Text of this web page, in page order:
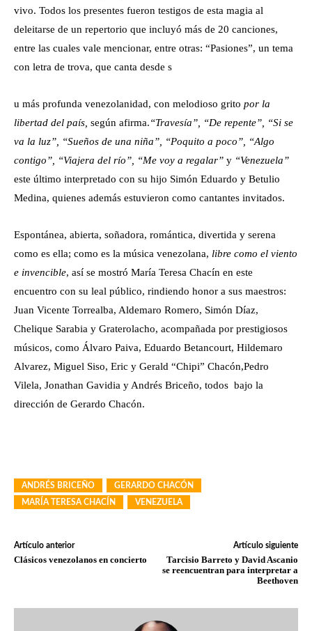
vivo. Todos los presentes fueron testigos de esta magia al
deleitarse de un repertorio que incluyó más de 20 canciones,
entre las cuales vale mencionar, entre otras: “Pasiones”, un tema
con letra de trova, que canta desde s
u más profunda venezolanidad, con melodioso grito por la
libertad del país, según afirma.“Travesía”, “De repente”, “Si se
va la luz”, “Sueños de una niña”, “Poquito a poco”, “Algo
contigo”, “Viajera del río”, “Me voy a regalar” y “Venezuela”
este último interpretado con su hijo Simón Eduardo y Betulio
Medina, quienes además estuvieron como cantantes invitados.
Espontánea, abierta, soñadora, romántica, divertida y serena
como es ella; como es la música venezolana, libre como el viento
e invencible, así se mostró María Teresa Chacín en este
encuentro con su leal público, rindiendo honor a sus maestros:
Juan Vicente Torrealba, Aldemaro Romero, Simón Díaz,
Chelique Sarabia y Graterolacho, acompañada por prestigiosos
músicos, como Álvaro Paiva, Eduardo Betancourt, Hildemaro
Alvarez, Miguel Siso, Eric y Gerald “Chipi” Chacón,Pedro
Vilela, Jonathan Gavidia y Andrés Briceño, todos bajo la
dirección de Gerardo Chacón.
ANDRÉS BRICEÑO
GERARDO CHACÓN
MARÍA TERESA CHACÍN
VENEZUELA
Artículo anterior
Clásicos venezolanos en concierto
Artículo siguiente
Tarcisio Barreto y David Ascanio
se reencuentran para interpretar a
Beethoven